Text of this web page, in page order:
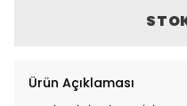
Ürün Açıklaması